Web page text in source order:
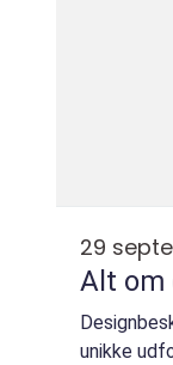
29
Alt om
unikke